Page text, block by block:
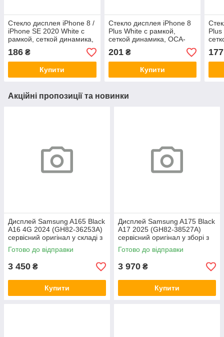
Стекло дисплея iPhone 8 /
iPhone SE 2020 White с
рамкой, сеткой динамика,
олеофобным покрытием,
G+OCA Pro
186 ₴
Купити
Стекло дисплея iPhone 8
Plus White с рамкой,
сеткой динамика, OCA-
пленкой и олеофобным
покрытием, G+OCA Pro
201₴
Купити
177
Акційні пропозиції та новинки
Дисплей Samsung A165 Black
A16 4G 2024 (GH82-36253A)
сервісний оригінал у складі з
рамкою
Готово до відправки
3 450 ₴
Купити
Дисплей Samsung A175 Black
A17 2025 (GH82-38527A)
сервісний оригінал у зборі з
рамкою
Готово до відправки
3 970 ₴
Купити